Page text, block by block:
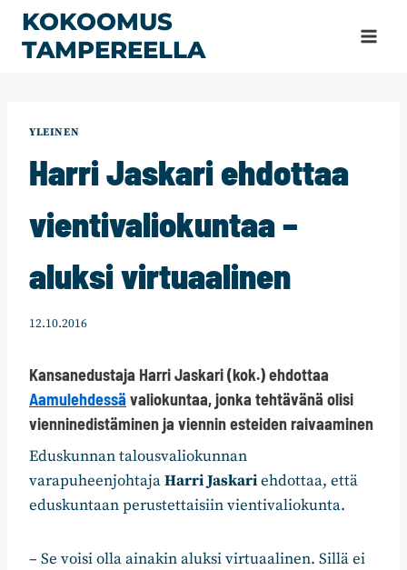
Siirry
sisältöön
KOKOOMUS
TAMPEREELLA
YLEINEN
Harri Jaskari ehdottaa
vientivaliokuntaa –
aluksi virtuaalinen
12.10.2016
Kansanedustaja Harri Jaskari (kok.) ehdottaa
Aamulehdessä valiokuntaa, jonka tehtävänä olisi
vienninedistäminen ja viennin esteiden raivaaminen
Eduskunnan talousvaliokunnan
varapuheenjohtajaHarri Jaskariehdottaa, että
eduskuntaan perustettaisiin vientivaliokunta.
– Se voisi olla ainakin aluksi virtuaalinen. Sillä ei